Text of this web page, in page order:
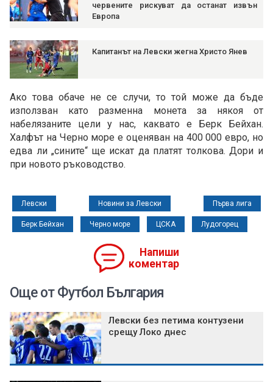
червените рискуват да останат извън
Европа
Капитанът на Левски жегна Христо Янев
Ако това обаче не се случи, то той може да бъде
използван като разменна монета за някоя от
набелязаните цели у нас, каквато е Берк Бейхан.
Халфът на Черно море е оценяван на 400 000 евро, но
едва ли „сините“ ще искат да платят толкова. Дори и
при новото ръководство.
Левски Новини за Левски Първа лига
Берк Бейхан Черно море ЦСКА Лудогорец
Напиши
коментар
Още от Футбол България
Левски без петима контузени
срещу Локо днес